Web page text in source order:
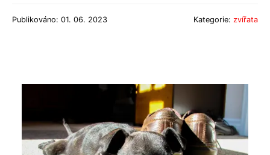
Publikováno: 01. 06. 2023 Kategorie: zvířata